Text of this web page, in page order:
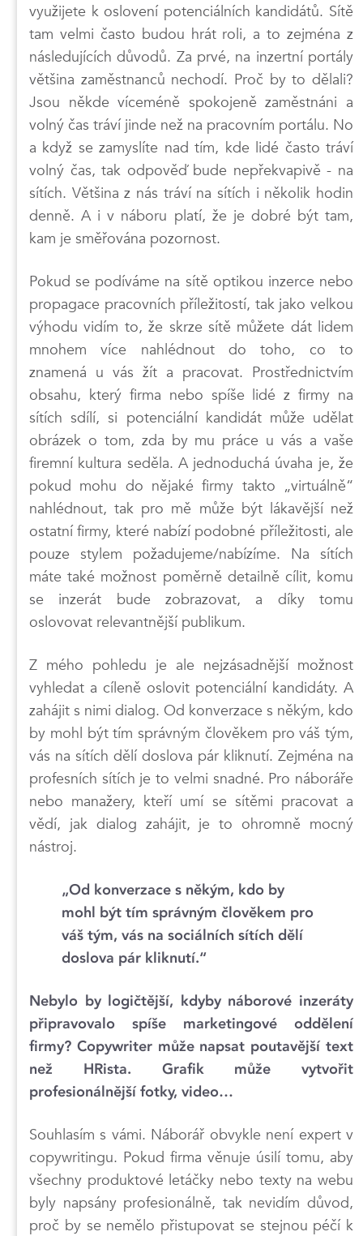
využijete k oslovení potenciálních kandidátů. Sítě
tam velmi často budou hrát roli, a to zejména z
následujících důvodů. Za prvé, na inzertní portály
většina zaměstnanců nechodí. Proč by to dělali?
Jsou někde víceméně spokojeně zaměstnáni a
volný čas tráví jinde než na pracovním portálu. No
a když se zamyslíte nad tím, kde lidé často tráví
volný čas, tak odpověď bude nepřekvapivě - na
sítích. Většina z nás tráví na sítích i několik hodin
denně. A i v náboru platí, že je dobré být tam,
kam je směřována pozornost.
Pokud se podíváme na sítě optikou inzerce nebo
propagace pracovních příležitostí, tak jako velkou
výhodu vidím to, že skrze sítě můžete dát lidem
mnohem více nahlédnout do toho, co to
znamená u vás žít a pracovat. Prostřednictvím
obsahu, který firma nebo spíše lidé z firmy na
sítích sdílí, si potenciální kandidát může udělat
obrázek o tom, zda by mu práce u vás a vaše
firemní kultura seděla. A jednoduchá úvaha je, že
pokud mohu do nějaké firmy takto „virtuálně“
nahlédnout, tak pro mě může být lákavější než
ostatní firmy, které nabízí podobné příležitosti, ale
pouze stylem požadujeme/nabízíme. Na sítích
máte také možnost poměrně detailně cílit, komu
se inzerát bude zobrazovat, a díky tomu
oslovovat relevantnější publikum.
Z mého pohledu je ale nejzásadnější možnost
vyhledat a cíleně oslovit potenciální kandidáty. A
zahájit s nimi dialog. Od konverzace s někým, kdo
by mohl být tím správným člověkem pro váš tým,
vás na sítích dělí doslova pár kliknutí. Zejména na
profesních sítích je to velmi snadné. Pro náboráře
nebo manažery, kteří umí se sítěmi pracovat a
vědí, jak dialog zahájit, je to ohromně mocný
nástroj.
„Od konverzace s někým, kdo by
mohl být tím správným člověkem pro
váš tým, vás na sociálních sítích dělí
doslova pár kliknutí.“
Nebylo by logičtější, kdyby náborové inzeráty
připravovalo spíše marketingové oddělení
firmy? Copywriter může napsat poutavější text
než HRista. Grafik může vytvořit
profesionálnější fotky, video…
Souhlasím s vámi. Náborář obvykle není expert v
copywritingu. Pokud firma věnuje úsilí tomu, aby
všechny produktové letáčky nebo texty na webu
byly napsány profesionálně, tak nevidím důvod,
proč by se nemělo přistupovat se stejnou péčí k